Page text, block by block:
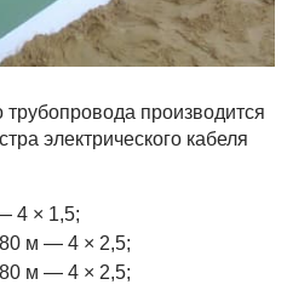
производится
электрического кабеля
4 × 1,5;
80 м — 4 × 2,5;
80 м — 4 × 2,5;